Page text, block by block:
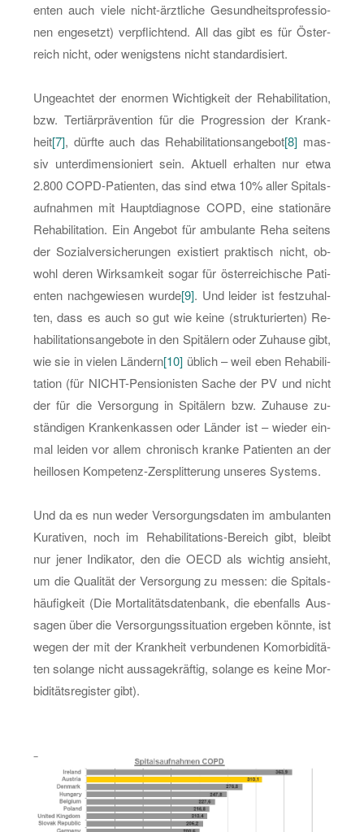
en­ten auch viele nicht-ärzt­li­che Ge­sund­heits­pro­fes­sio­
nen en­ge­setzt) ver­pflich­tend. All das gibt es für Ös­ter­
reich nicht, oder we­nigs­tens nicht stan­dar­di­siert.
Un­ge­ach­tet der enor­men Wich­tig­keit der Re­ha­bi­li­ta­ti­on,
bzw. Ter­tiärprä­ven­ti­on für die Pro­gres­si­on der Krank­
heit[7], dürf­te auch das Re­ha­bi­li­ta­ti­ons­an­ge­bot[8] mas­
siv un­ter­di­men­sio­niert sein. Ak­tu­ell er­hal­ten nur etwa
2.800 COPD-Pa­ti­en­ten, das sind etwa 10% aller Spi­tals­
auf­nah­men mit Haupt­dia­gno­se COPD, eine sta­tio­nä­re
Re­ha­bi­li­ta­ti­on. Ein An­ge­bot für am­bu­lan­te Reha sei­tens
der So­zi­al­ver­si­che­run­gen exis­tiert prak­tisch nicht, ob­
wohl deren Wirk­sam­keit sogar für ös­ter­rei­chi­sche Pa­ti­
en­ten nach­ge­wie­sen wurde[9]. Und lei­der ist fest­zu­hal­
ten, dass es auch so gut wie keine (struk­tu­rier­ten) Re­
ha­bi­li­ta­ti­ons­an­ge­bo­te in den Spi­tä­lern oder Zu­hau­se gibt,
wie sie in vie­len Län­dern[10] üb­lich – weil eben Re­ha­bi­li­
ta­ti­on (für NICHT-Pen­sio­nis­ten Sache der PV und nicht
der für die Ver­sor­gung in Spi­tä­lern bzw. Zu­hau­se zu­
stän­di­gen Kran­ken­kas­sen oder Län­der ist – wie­der ein­
mal lei­den vor allem chro­nisch kran­ke Pa­ti­en­ten an der
heil­lo­sen Kom­pe­tenz-Zer­split­te­rung un­se­res Sys­tems.
Und da es nun weder Ver­sor­gungs­da­ten im am­bu­lan­ten
Ku­ra­ti­ven, noch im Re­ha­bi­li­ta­ti­ons-Be­reich gibt, bleibt
nur jener In­di­ka­tor, den die OECD als wich­tig an­sieht,
um die Qua­li­tät der Ver­sor­gung zu mes­sen: die Spi­tals­
häu­fig­keit (Die Mor­ta­li­täts­da­ten­bank, die eben­falls Aus­
sa­gen über die Ver­sor­gungs­si­tua­ti­on er­ge­ben könn­te, ist
wegen der mit der Krank­heit ver­bun­de­nen Ko­mor­bi­di­tä­
ten so­lan­ge nicht aus­sa­ge­kräf­tig, so­lan­ge es keine Mor­
bi­di­täts­re­gis­ter gibt).